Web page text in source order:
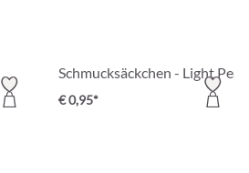
Schmucksäckchen - Light
€ 0,95*